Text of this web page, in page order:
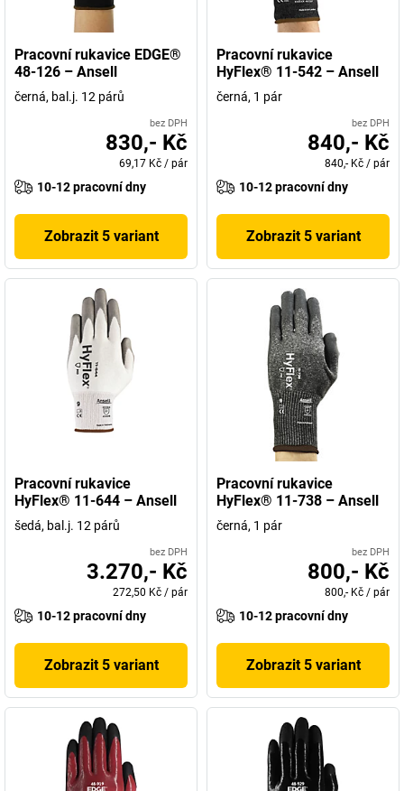
Pracovní rukavice EDGE®
48-126 – Ansell
černá, bal.j. 12 párů
bez DPH
830,- Kč
69,17 Kč / pár
10-12 pracovní dny
Zobrazit 5 variant
Pracovní rukavice
HyFlex® 11-542 – Ansell
černá, 1 pár
bez DPH
840,- Kč
840,- Kč / pár
10-12 pracovní dny
Zobrazit 5 variant
Pracovní rukavice
HyFlex® 11-644 – Ansell
šedá, bal.j. 12 párů
bez DPH
3.270,- Kč
272,50 Kč / pár
10-12 pracovní dny
Zobrazit 5 variant
Pracovní rukavice
HyFlex® 11-738 – Ansell
černá, 1 pár
bez DPH
800,- Kč
800,- Kč / pár
10-12 pracovní dny
Zobrazit 5 variant